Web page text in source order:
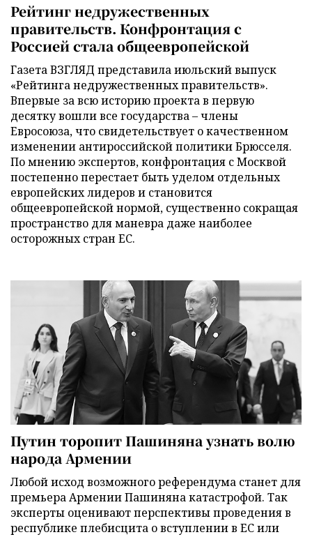
Рейтинг недружественных
правительств. Конфронтация с
Россией стала общеевропейской
Газета ВЗГЛЯД представила июльский выпуск
«Рейтинга недружественных правительств».
Впервые за всю историю проекта в первую
десятку вошли все государства – члены
Евросоюза, что свидетельствует о качественном
изменении антироссийской политики Брюсселя.
По мнению экспертов, конфронтация с Москвой
постепенно перестает быть уделом отдельных
европейских лидеров и становится
общеевропейской нормой, существенно сокращая
пространство для маневра даже наиболее
осторожных стран ЕС.
Путин торопит Пашиняна узнать волю
народа Армении
Любой исход возможного референдума станет для
премьера Армении Пашиняна катастрофой. Так
эксперты оценивают перспективы проведения в
республике плебисцита о вступлении в ЕС или